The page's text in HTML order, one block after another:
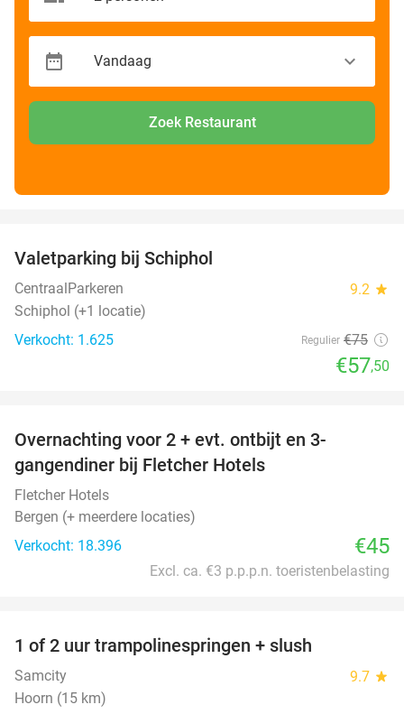
Zoek Restaurant
Valetparking bij Schiphol
CentraalParkeren 9.2 star
Schiphol (+1 locatie)
Verkocht: 1.625
Regulier €75
€57,50
Overnachting voor 2 + evt. ontbijt en 3-
gangendiner bij Fletcher Hotels
Fletcher Hotels
Bergen (+ meerdere locaties)
Verkocht: 18.396
€45
Excl. ca. €3 p.p.p.n. toeristenbelasting
1 of 2 uur trampolinespringen + slush
Samcity 9.7 star
Hoorn (15 km)